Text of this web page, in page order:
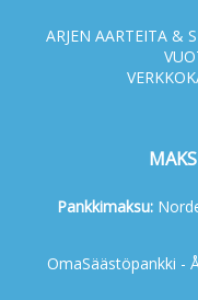
ARJEN AARTEITA &
Pankkimaksu:
OmaSäästöpankki -